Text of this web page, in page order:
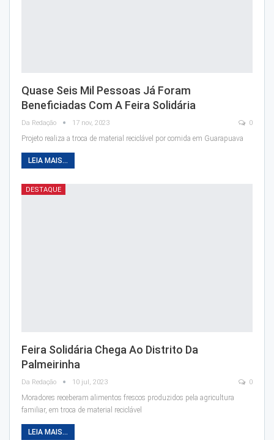
Quase Seis Mil Pessoas Já Foram
Beneficiadas Com A Feira Solidária
Da Redação 17 nov, 2023 0
Projeto realiza a troca de material reciclável por comida em Guarapuava
LEIA MAIS...
DESTAQUE
Feira Solidária Chega Ao Distrito Da
Palmeirinha
Da Redação 10 jul, 2023 0
Moradores receberam alimentos frescos produzidos pela agricultura
familiar, em troca de material reciclável
LEIA MAIS...